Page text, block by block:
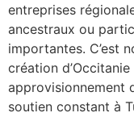
entreprises
ancestraux ou
importantes. C’est
création
approvisionnement
soutien constant à